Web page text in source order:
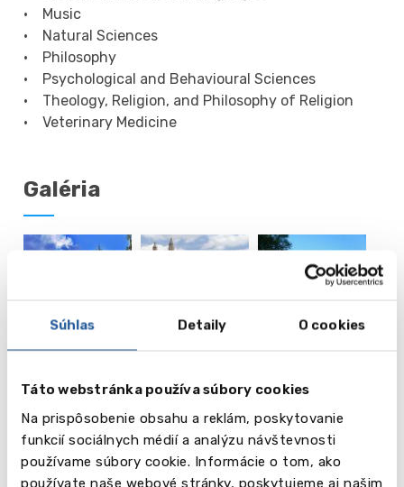
Súhlas Detaily O cookies
Táto webstránka používa súbory cookies
Na prispôsobenie obsahu a reklám, poskytovanie
funkcií sociálnych médií a analýzu návštevnosti
používame súbory cookie. Informácie o tom, ako
používate naše webové stránky, poskytujeme aj našim
• Music
• Natural Sciences
• Philosophy
• Psychological and Behavioural Sciences
• Theology, Religion, and Philosophy of Religion
• Veterinary Medicine
Galéria
vēl
8